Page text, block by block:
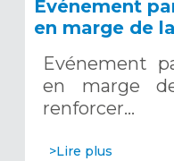
Evénement
en marge de
grâce aux
Précoce
décembre 2024
Evénement
en marge
renforcer…
>Lire plus